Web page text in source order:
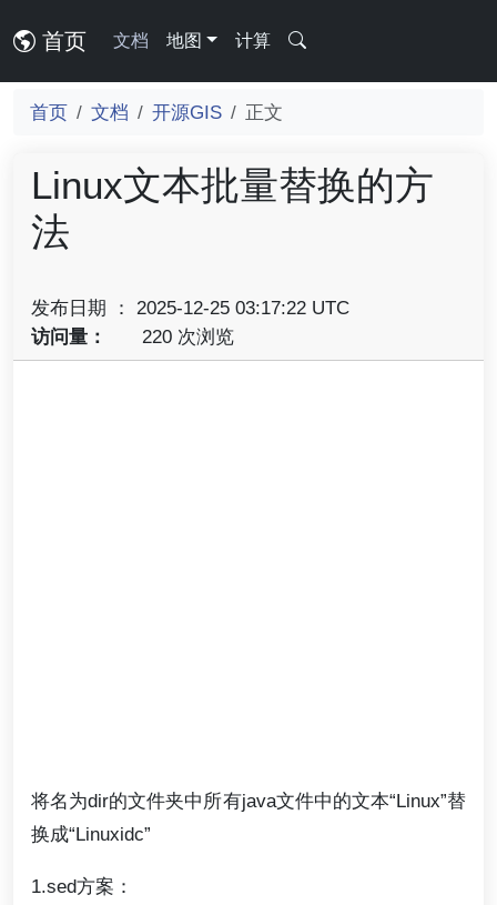
首页 文档 地图 计算
首页 文档 开源GIS 正文
Linux文本批量替换的方
法
发布日期 ： 2025-12-25 03:17:22 UTC
访问量：
220 次浏览
将名为dir的文件夹中所有java文件中的文本“Linux”替
换成“Linuxidc”
1.sed方案：